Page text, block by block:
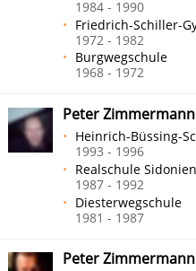
1984 - 1990
Friedrich-Schiller-
1972 - 1982
Burgwegschule
1968 - 1972
Peter Zimmermann
Heinrich-Büssing-
1993 - 1996
Realschule
1987 - 1992
Diesterwegschule
1981 - 1987
Peter Zimmermann